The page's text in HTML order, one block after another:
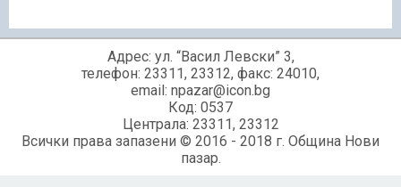
Адрес: ул. “Васил Левски” 3,
телефон: 23311, 23312, факс: 24010,
email: npazar@icon.bg
Код: 0537
Централа: 23311, 23312
Всички права запазени © 2016 - 2018 г. Община Нови
пазар.